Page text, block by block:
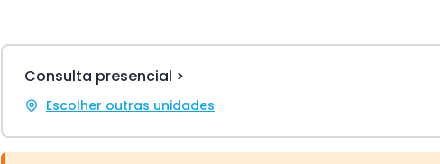
Consulta presencial >
Escolher outras unidades